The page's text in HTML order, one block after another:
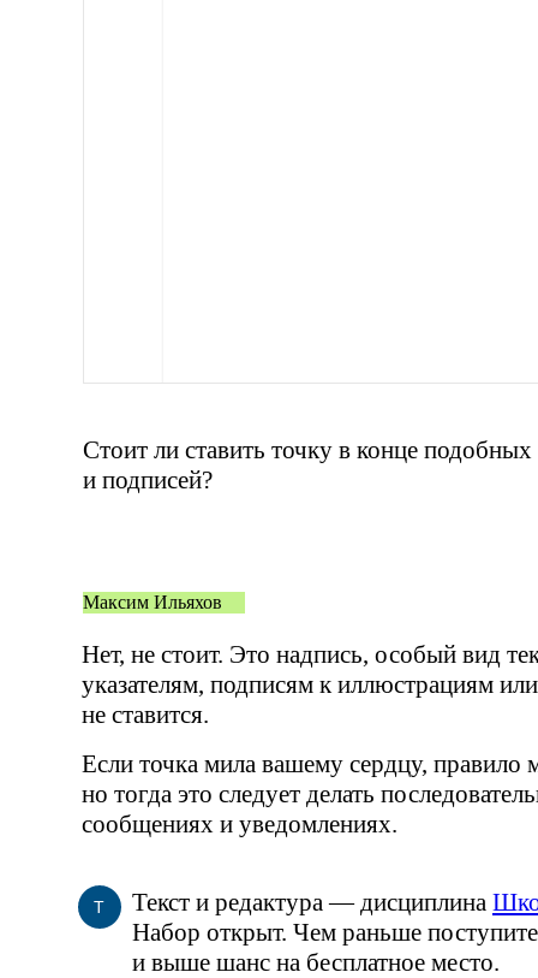
Стоит ли ставить точку в конце
и подписей?
Максим Ильяхов
Нет, не стоит. Это надпись, особый вид
указателям, подписям к иллюстрациям
не ставится.
Если точка мила вашему сердцу,
но тогда это следует делать
сообщениях и уведомлениях.
Т Текст и редактура — дисциплина
Набор открыт. Чем раньше
и выше шанс на бесплатное место.